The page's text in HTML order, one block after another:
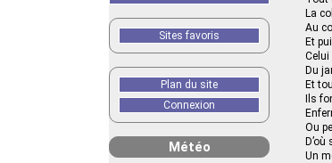
La
Au
Et
Du
Et
Ils
Ou
Un
Sites favoris
Plan du site
Connexion
Météo